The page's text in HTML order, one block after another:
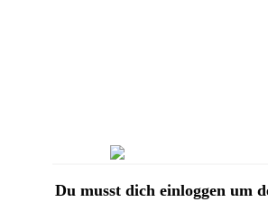
Du musst dich einloggen um